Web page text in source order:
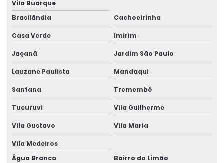
Curso de autodesk advance steel
Curso calculista de estruturas metálicas
Curso calculo estrutura metalica
Curso completo de advance steel
Curso estrutura metálica
Curso projetista de estruturas metálicas
Curso projetista industrial
Curso projeto de estruturas metálicas
Vila Buarque
Brasilândia
Cachoeirinha
Casa Verde Imirim
Jaçanã Jardim São Paulo
Lauzane Paulista Mandaqui
Santana Tremembé
Tucuruvi Vila Guilherme
Vila Gustavo Vila Maria
Vila Medeiros
Água Branca
Bairro do Limão